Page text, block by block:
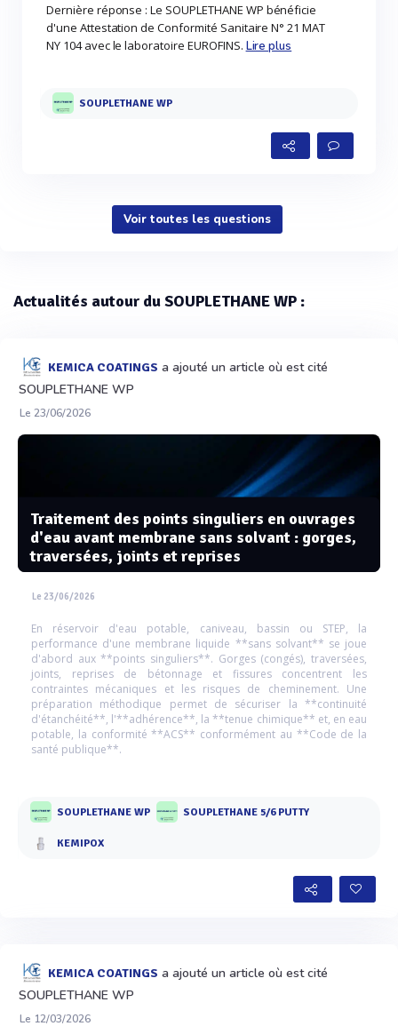
Dernière réponse : Le SOUPLETHANE WP bénéficie
d'une Attestation de Conformité Sanitaire N° 21 MAT
NY 104 avec le laboratoire EUROFINS. Lire plus
SOUPLETHANE WP
Voir toutes les questions
Actualités autour du SOUPLETHANE WP :
KEMICA COATINGS a ajouté un article où est cité
SOUPLETHANE WP
Le 23/06/2026
Traitement des points singuliers en ouvrages
d'eau avant membrane sans solvant : gorges,
traversées, joints et reprises
Le 23/06/2026
En réservoir d'eau potable, caniveau, bassin ou STEP, la
performance d'une membrane liquide **sans solvant** se joue
d'abord aux **points singuliers**. Gorges (congés), traversées,
joints, reprises de bétonnage et fissures concentrent les
contraintes mécaniques et les risques de cheminement. Une
préparation méthodique permet de sécuriser la **continuité
d'étanchéité**, l'**adhérence**, la **tenue chimique** et, en eau
potable, la conformité **ACS** conformément au **Code de la
santé publique**.
SOUPLETHANE WP SOUPLETHANE 5/6 PUTTY
KEMIPOX
KEMICA COATINGS a ajouté un article où est cité
SOUPLETHANE WP
Le 12/03/2026